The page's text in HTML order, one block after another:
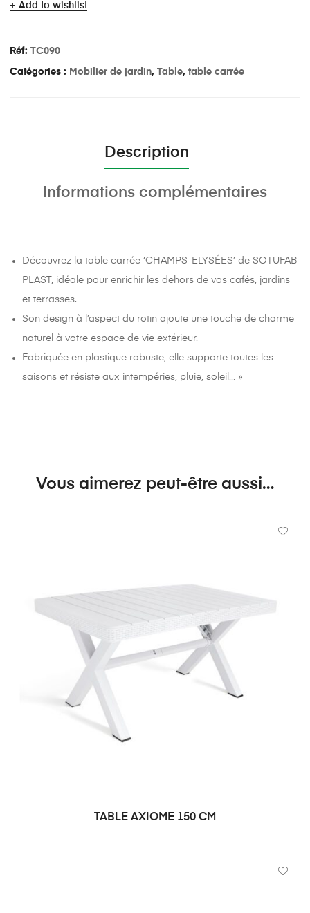
Add to wishlist
Réf: TC090
Catégories : Mobilier de jardin, Table, table carrée
Description
Informations complémentaires
Découvrez la table carrée ‘CHAMPS-ELYSÉES’ de SOTUFAB
PLAST, idéale pour enrichir les dehors de vos cafés, jardins
et terrasses.
Son design à l’aspect du rotin ajoute une touche de charme
naturel à votre espace de vie extérieur.
Fabriquée en plastique robuste, elle supporte toutes les
saisons et résiste aux intempéries, pluie, soleil… »
Vous aimerez peut-être aussi…
TABLE AXIOME 150 CM